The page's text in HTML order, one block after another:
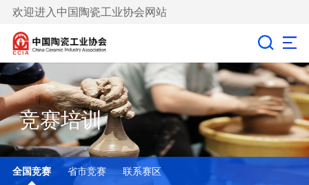
欢迎进入中国陶瓷工业协会网站
竞赛培训
全国竞赛 省市竞赛 联系赛区